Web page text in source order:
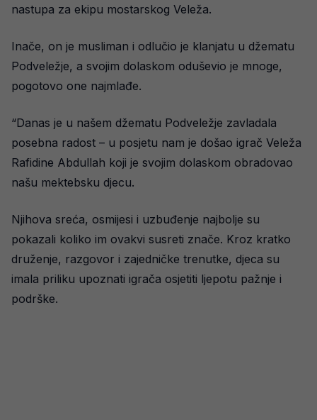
nastupa za ekipu mostarskog Veleža.
Inače, on je musliman i odlučio je klanjatu u džematu
Podveležje, a svojim dolaskom oduševio je mnoge,
pogotovo one najmlađe.
“Danas je u našem džematu Podveležje zavladala
posebna radost – u posjetu nam je došao igrač Veleža
Rafidine Abdullah koji je svojim dolaskom obradovao
našu mektebsku djecu.
Njihova sreća, osmijesi i uzbuđenje najbolje su
pokazali koliko im ovakvi susreti znače. Kroz kratko
druženje, razgovor i zajedničke trenutke, djeca su
imala priliku upoznati igrača osjetiti ljepotu pažnje i
podrške.